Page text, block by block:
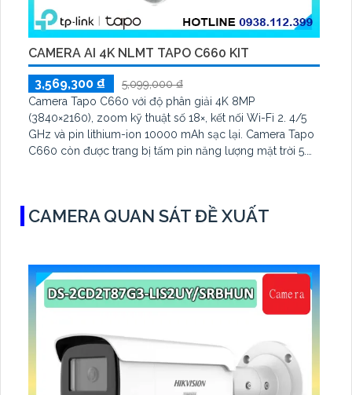
CAMERA AI 4K NLMT TAPO C660 KIT
3,569,300 ₫
5,099,000 ₫
Camera Tapo C660 với độ phân giải 4K 8MP
(3840×2160), zoom kỹ thuật số 18×, kết nối Wi-Fi 2. 4/5
GHz và pin lithium-ion 10000 mAh sạc lại. Camera Tapo
C660 còn được trang bị tấm pin năng lượng mặt trời 5.
CAMERA QUAN SÁT ĐỀ XUẤT